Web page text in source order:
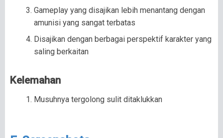
Gameplay yang disajikan lebih menantang dengan
amunisi yang sangat terbatas
Disajikan dengan berbagai perspektif karakter yang
saling berkaitan
Kelemahan
Musuhnya tergolong sulit ditaklukkan